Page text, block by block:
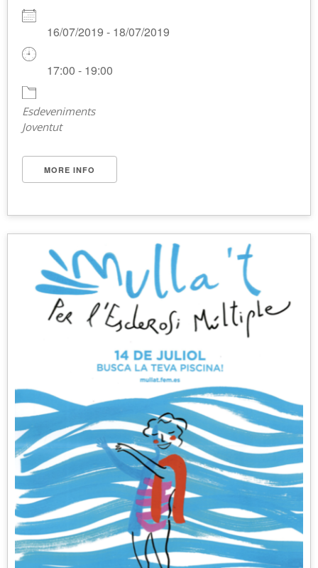
16/07/2019 - 18/07/2019
17:00 - 19:00
Esdeveniments
Joventut
MORE INFO